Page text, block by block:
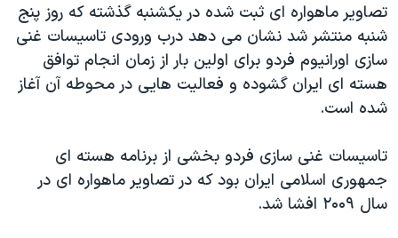
چهل سال گروگان‌گیری
قانون شفافیت دارائی کادر رهبری ایران
اعتراضات مردمی آبان ۹۸
نرگس محمدی برنده جایزه نوبل صلح
همایش محافظه‌کاران آمریکا «سی‌پک»
صفحه‌های ویژه
تصاویر ماهواره ای ثبت شده در یکشنبه گذشته که روز پنج
شنبه منتشر شد نشان می دهد درب ورودی تاسیسات غنی
سازی اورانیوم فردو برای اولین بار از زمان انجام توافق
هسته ای ایران گشوده و فعالیت هایی در محوطه آن آغاز
شده است.
تاسیسات غنی سازی فردو بخشی از برنامه هسته ای
جمهوری اسلامی ایران بود که در تصاویر ماهواره ای در
سال ۲۰۰۹ افشا شد.